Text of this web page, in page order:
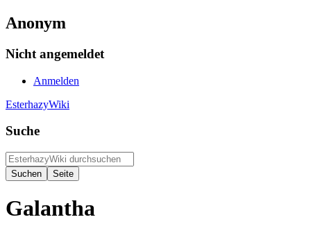
Anonym
Nicht angemeldet
Anmelden
EsterhazyWiki
Suche
Galantha